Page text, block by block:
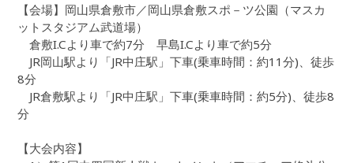
【会場】岡山県倉敷市／岡山県倉敷スポ－ツ公園（マスカ
ットスタジアム武道場）
倉敷I.Cより車で約7分 早島I.Cより車で約5分
JR岡山駅より「JR中庄駅」下車(乗車時間：約11分)、徒歩
8分
JR倉敷駅より「JR中庄駅」下車(乗車時間：約5分)、徒歩8
分
【大会内容】